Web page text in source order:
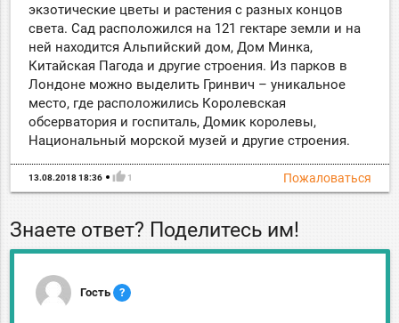
экзотические цветы и растения с разных концов
света. Сад расположился на 121 гектаре земли и на
ней находится Альпийский дом, Дом Минка,
Китайская Пагода и другие строения. Из парков в
Лондоне можно выделить Гринвич – уникальное
место, где расположились Королевская
обсерватория и госпиталь, Домик королевы,
Национальный морской музей и другие строения.
Пожаловаться
13.08.2018 18:36 thumb_up 1
Знаете ответ? Поделитесь им!
Гость ?